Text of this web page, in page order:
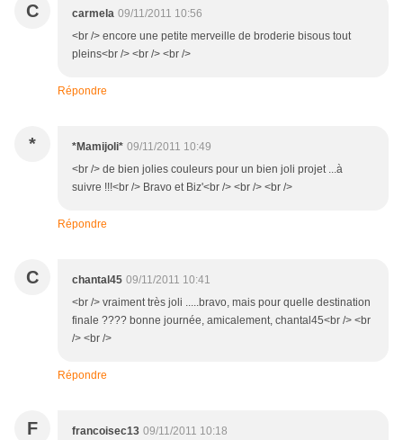
C carmela 09/11/2011 10:56
<br /> encore une petite merveille de broderie bisous tout
pleins<br /> <br /> <br />
Répondre
* *Mamijoli* 09/11/2011 10:49
<br /> de bien jolies couleurs pour un bien joli projet ...à
suivre !!!<br /> Bravo et Biz'<br /> <br /> <br />
Répondre
C chantal45 09/11/2011 10:41
<br /> vraiment très joli .....bravo, mais pour quelle destination
finale ???? bonne journée, amicalement, chantal45<br /> <br
/> <br />
Répondre
F francoisec13 09/11/2011 10:18